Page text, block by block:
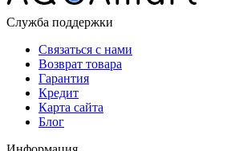
Служба поддержки
Связаться с нами
Возврат товара
Гарантия
Кредит
Карта сайта
Блог